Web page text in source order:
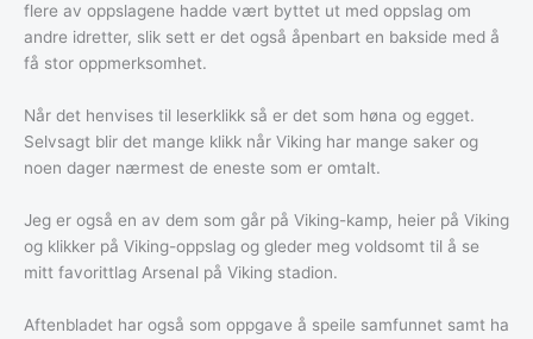
flere av oppslagene hadde vært byttet ut med oppslag om
andre idretter, slik sett er det også åpenbart en bakside med å
få stor oppmerksomhet.
Når det henvises til leserklikk så er det som høna og egget.
Selvsagt blir det mange klikk når Viking har mange saker og
noen dager nærmest de eneste som er omtalt.
Jeg er også en av dem som går på Viking-kamp, heier på Viking
og klikker på Viking-oppslag og gleder meg voldsomt til å se
mitt favorittlag Arsenal på Viking stadion.
Aftenbladet har også som oppgave å speile samfunnet samt ha